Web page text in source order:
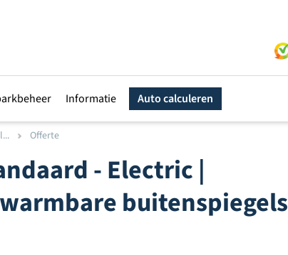
Informatie Auto calculeren
Offerte
- Electric |
buitenspiegels